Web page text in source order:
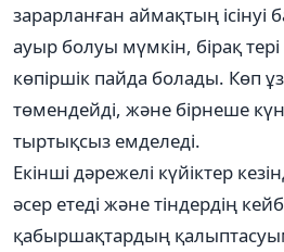
зарарланған аймақтың
ауыр болуы мүмкін, бірақ
көпіршік пайда болады. Көп
төмендейді, және бірнеше
тыртықсыз емделеді.
Екінші дәрежелі күйіктер
әсер етеді және тіндердің
қабыршақтардың